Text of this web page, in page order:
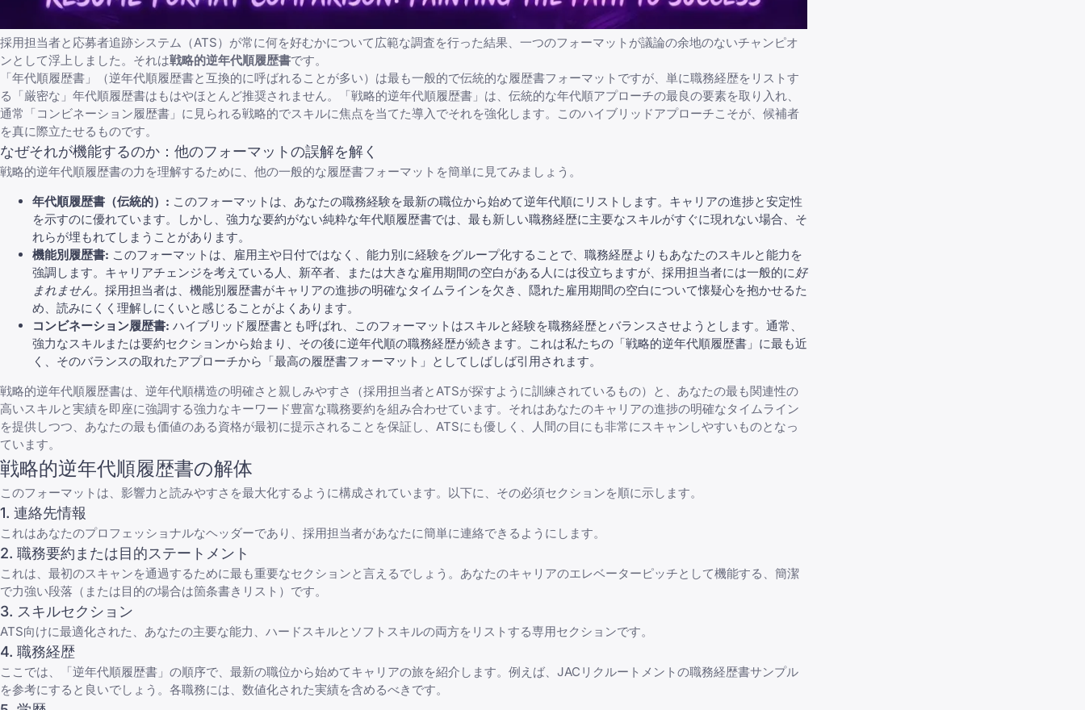
採用担当者と応募者追跡システム（ATS）が常に何を好むかについて広範な調査を行った結果、一つのフォーマットが議論の余地のないチャンピオ
ンとして浮上しました。それは戦略的逆年代順履歴書です。
「年代順履歴書」（逆年代順履歴書と互換的に呼ばれることが多い）は最も一般的で伝統的な履歴書フォーマットですが、単に職務経歴をリストす
る「厳密な」年代順履歴書はもはやほとんど推奨されません。「戦略的逆年代順履歴書」は、伝統的な年代順アプローチの最良の要素を取り入れ、
通常「コンビネーション履歴書」に見られる戦略的でスキルに焦点を当てた導入でそれを強化します。このハイブリッドアプローチこそが、候補者
を真に際立たせるものです。
なぜそれが機能するのか：他のフォーマットの誤解を解く
戦略的逆年代順履歴書の力を理解するために、他の一般的な履歴書フォーマットを簡単に見てみましょう。
年代順履歴書（伝統的）: このフォーマットは、あなたの職務経験を最新の職位から始めて逆年代順にリストします。キャリアの進捗と安定性
を示すのに優れています。しかし、強力な要約がない純粋な年代順履歴書では、最も新しい職務経歴に主要なスキルがすぐに現れない場合、そ
れらが埋もれてしまうことがあります。
機能別履歴書: このフォーマットは、雇用主や日付ではなく、能力別に経験をグループ化することで、職務経歴よりもあなたのスキルと能力を
強調します。 キャリアチェンジを考えている人 、新卒者、または大きな雇用期間の空白がある人には役立ちますが、採用担当者には一般的に好
まれません。採用担当者は、機能別履歴書がキャリアの進捗の明確なタイムラインを欠き、隠れた雇用期間の空白について懐疑心を抱かせるた
め、読みにくく理解しにくいと感じることがよくあります。
コンビネーション履歴書: ハイブリッド履歴書とも呼ばれ、このフォーマットはスキルと経験を職務経歴とバランスさせようとします。通常、
強力なスキルまたは要約セクションから始まり、その後に逆年代順の職務経歴が続きます。これは私たちの「戦略的逆年代順履歴書」に最も近
く、そのバランスの取れたアプローチから「最高の履歴書フォーマット」としてしばしば引用されます。
戦略的逆年代順履歴書は、逆年代順構造の明確さと親しみやすさ（採用担当者とATSが探すように訓練されているもの）と、あなたの最も関連性の
高いスキルと実績を即座に強調する強力なキーワード豊富な職務要約を組み合わせています。それはあなたのキャリアの進捗の明確なタイムライン
を提供しつつ、あなたの最も価値のある資格が最初に提示されることを保証し、ATSにも優しく、人間の目にも非常にスキャンしやすいものとなっ
ています。
戦略的逆年代順履歴書の解体
このフォーマットは、影響力と読みやすさを最大化するように構成されています。以下に、その必須セクションを順に示します。
1. 連絡先情報
これはあなたのプロフェッショナルなヘッダーであり、採用担当者があなたに簡単に連絡できるようにします。
2. 職務要約または目的ステートメント
これは、最初のスキャンを通過するために最も重要なセクションと言えるでしょう。あなたのキャリアのエレベーターピッチとして機能する、簡潔
で力強い段落（または目的の場合は箇条書きリスト）です。
3. スキルセクション
ATS向けに最適化された、あなたの主要な能力、ハードスキルとソフトスキルの両方をリストする専用セクションです。
4. 職務経歴
ここでは、「逆年代順履歴書」の順序で、最新の職位から始めてキャリアの旅を紹介します。例えば、 JACリクルートメントの職務経歴書サンプル
を参考にすると良いでしょう。各職務には、数値化された実績を含めるべきです。